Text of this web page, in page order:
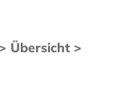
Übersicht >